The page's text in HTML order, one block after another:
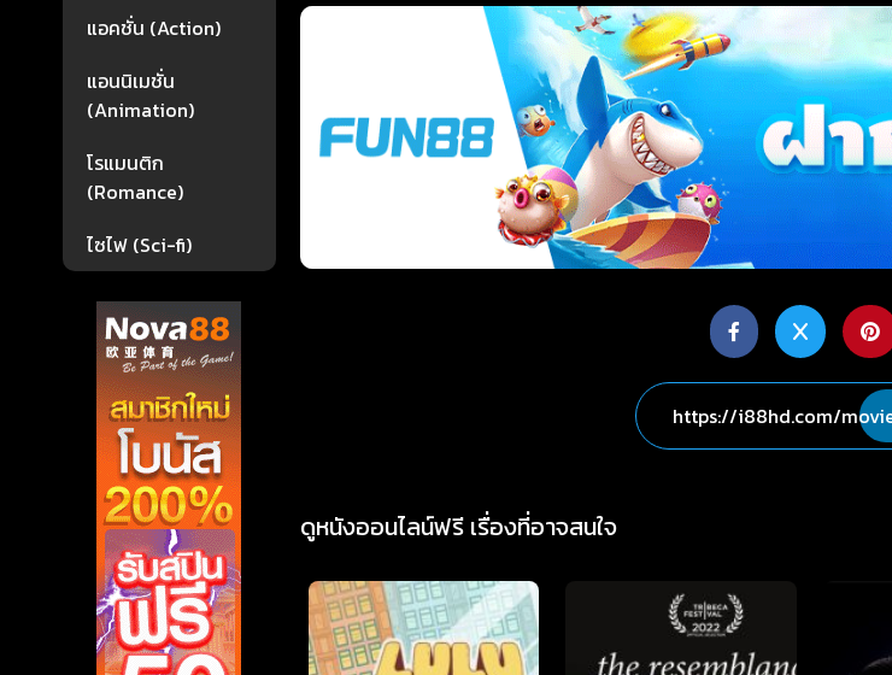
แอคชั่น (Action)
แอนนิเมชั่น
(Animation)
โรแมนติก
(Romance)
ไซไฟ (Sci-fi)
ดูหนังออนไลน์ฟรี เรื่องที่อาจสนใจ